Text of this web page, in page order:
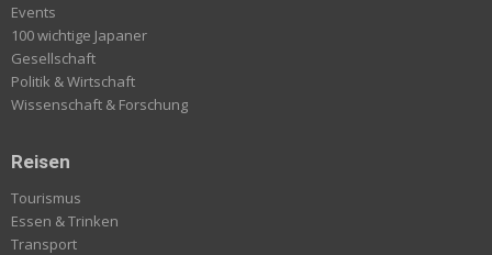
Events
100 wichtige Japaner
Gesellschaft
Politik & Wirtschaft
Wissenschaft & Forschung
Reisen
Tourismus
Essen & Trinken
Transport